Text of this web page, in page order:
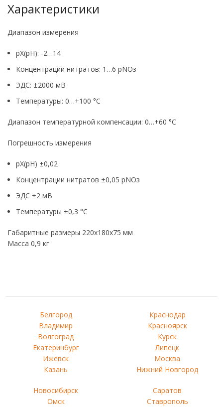
Характеристики
Диапазон измерения
pX(pH): -2…14
Концентрации нитратов: 1…6 pNOз
ЭДС: ±2000 мВ
Температуры: 0…+100 °С
Диапазон температурной компенсации: 0…+60 °С
Погрешность измерения
pX(pH) ±0,02
Концентрации нитратов ±0,05 pNOз
ЭДС ±2 мВ
Температуры ±0,3 °С
Габаритные размеры 220х180х75 мм
Масса 0,9 кг
Белгород
Владимир
Волгоград
Екатеринбург
Ижевск
Казань
Краснодар
Красноярск
Курск
Липецк
Москва
Нижний Новгород
Новосибирск
Омск
Саратов
Ставрополь